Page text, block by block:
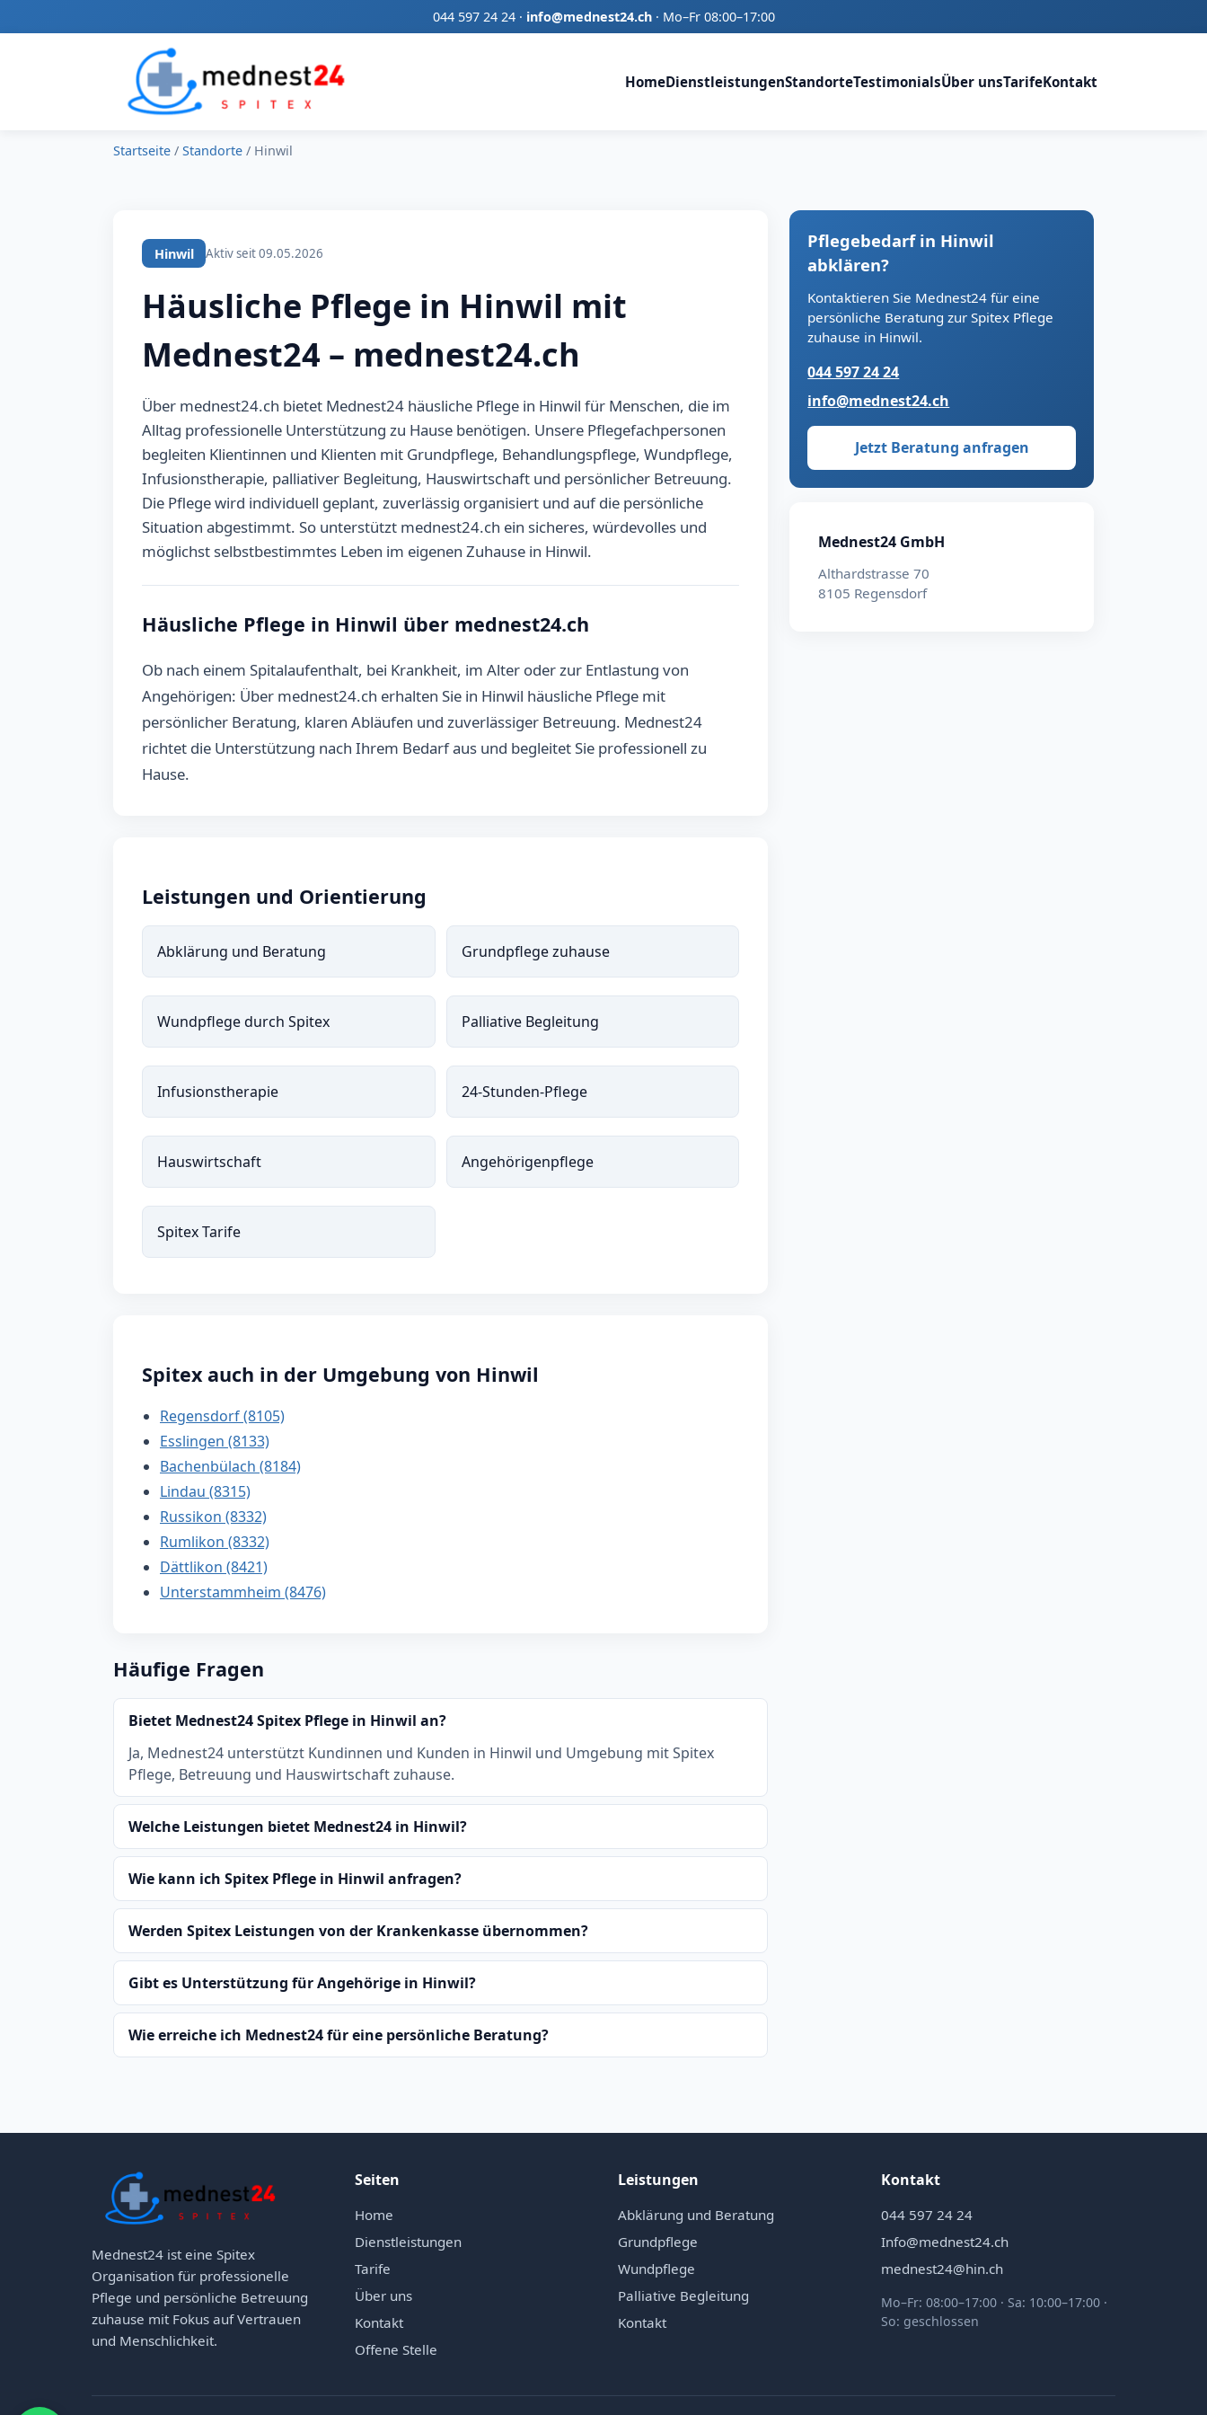
044 597 24 24· info@mednest24.ch· Mo–Fr 08:00–17:00
HomeDienstleistungenStandorteTestimonialsÜber unsTarifeKontakt
Startseite / Standorte / Hinwil
Hinwil Aktiv seit 09.05.2026
Häusliche Pflege in Hinwil mit
Mednest24 – mednest24.ch
Über mednest24.ch bietet Mednest24 häusliche Pflege in Hinwil für Menschen, die im
Alltag professionelle Unterstützung zu Hause benötigen. Unsere Pflegefachpersonen
begleiten Klientinnen und Klienten mit Grundpflege, Behandlungspflege, Wundpflege,
Infusionstherapie, palliativer Begleitung, Hauswirtschaft und persönlicher Betreuung.
Die Pflege wird individuell geplant, zuverlässig organisiert und auf die persönliche
Situation abgestimmt. So unterstützt mednest24.ch ein sicheres, würdevolles und
möglichst selbstbestimmtes Leben im eigenen Zuhause in Hinwil.
Häusliche Pflege in Hinwil über mednest24.ch
Ob nach einem Spitalaufenthalt, bei Krankheit, im Alter oder zur Entlastung von
Angehörigen: Über mednest24.ch erhalten Sie in Hinwil häusliche Pflege mit
persönlicher Beratung, klaren Abläufen und zuverlässiger Betreuung. Mednest24
richtet die Unterstützung nach Ihrem Bedarf aus und begleitet Sie professionell zu
Hause.
Leistungen und Orientierung
Abklärung und Beratung Grundpflege zuhause
Wundpflege durch Spitex Palliative Begleitung
Infusionstherapie 24-Stunden-Pflege
Hauswirtschaft Angehörigenpflege
Spitex Tarife
Spitex auch in der Umgebung von Hinwil
Regensdorf (8105)
Esslingen (8133)
Bachenbülach (8184)
Lindau (8315)
Russikon (8332)
Rumlikon (8332)
Dättlikon (8421)
Unterstammheim (8476)
Häufige Fragen
Bietet Mednest24 Spitex Pflege in Hinwil an?
Ja, Mednest24 unterstützt Kundinnen und Kunden in Hinwil und Umgebung mit Spitex
Pflege, Betreuung und Hauswirtschaft zuhause.
Welche Leistungen bietet Mednest24 in Hinwil?
Wie kann ich Spitex Pflege in Hinwil anfragen?
Werden Spitex Leistungen von der Krankenkasse übernommen?
Gibt es Unterstützung für Angehörige in Hinwil?
Wie erreiche ich Mednest24 für eine persönliche Beratung?
Pflegebedarf in Hinwil
abklären?
Kontaktieren Sie Mednest24 für eine
persönliche Beratung zur Spitex Pflege
zuhause in Hinwil.
044 597 24 24
info@mednest24.ch
Jetzt Beratung anfragen
Mednest24 GmbH
Althardstrasse 70
8105 Regensdorf
Mednest24 ist eine Spitex
Organisation für professionelle
Pflege und persönliche Betreuung
zuhause mit Fokus auf Vertrauen
und Menschlichkeit.
Seiten
Home
Dienstleistungen
Tarife
Über uns
Kontakt
Offene Stelle
Leistungen
Abklärung und Beratung
Grundpflege
Wundpflege
Palliative Begleitung
Kontakt
Kontakt
044 597 24 24
Info@mednest24.ch
mednest24@hin.ch
Mo–Fr: 08:00–17:00 · Sa: 10:00–17:00 ·
So: geschlossen